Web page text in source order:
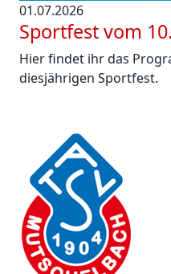
01.07.2026
Sportfest vom
Hier findet ihr das
diesjährigen Sportfest.